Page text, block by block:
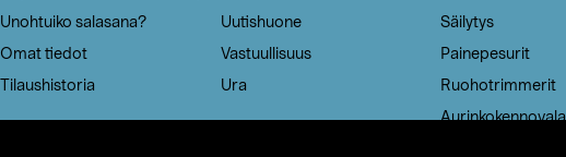
Unohtuiko salasana?
Omat tiedot
Tilaushistoria
Uutishuone
Vastuullisuus
Ura
Säilytys
Painepesurit
Ruohotrimmerit